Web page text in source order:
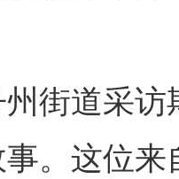
道采访
。这位